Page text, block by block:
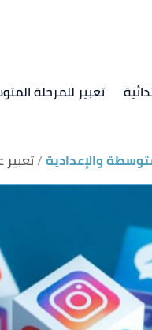
تعبير للمرحلة
والإعدادية